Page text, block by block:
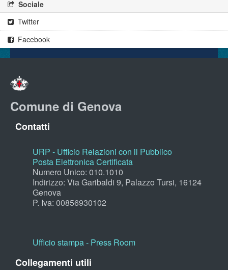
Sociale
Twitter
Facebook
Comune di Genova
Contatti
URP - Ufficio Relazioni con il Pubblico
Posta Elettronica Certificata
Numero Unico: 010.1010
Indirizzo: Via Garibaldi 9, Palazzo Tursi, 16124
Genova
P. Iva: 00856930102
Ufficio stampa - Press Room
Collegamenti utili